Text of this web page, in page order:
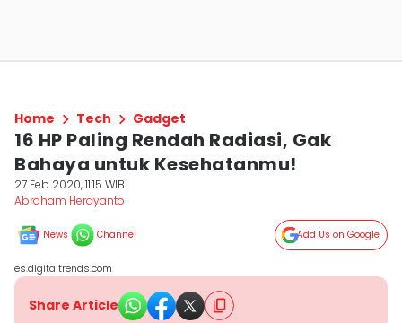
Home Tech Gadget
16 HP Paling Rendah Radiasi, Gak
Bahaya untuk Kesehatanmu!
27 Feb 2020, 11:15 WIB
Abraham Herdyanto
News Channel Add Us on Google
es.digitaltrends.com
Share Article